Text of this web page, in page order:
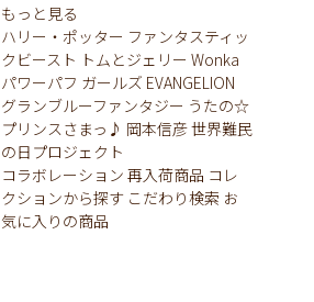
もっと見る
ハリー・ポッター ファンタスティッ
クビースト トムとジェリー Wonka
パワーパフ ガールズ EVANGELION
グランブルーファンタジー うたの☆
プリンスさまっ♪ 岡本信彦世界難民
の日プロジェクト
コラボレーション 再入荷商品 コレ
クションから探す こだわり検索 お
気に入りの商品